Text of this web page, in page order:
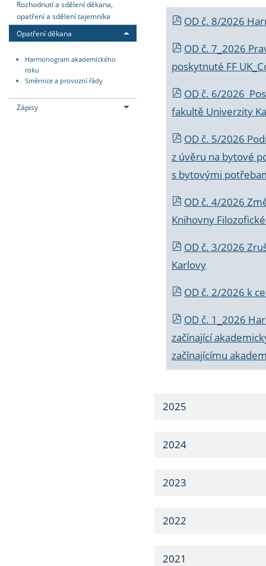
Rozhodnutí a sdělení děkana,
opatření a sdělení tajemníka
Opatření děkana
Harmonogram akademického
roku
Směrnice a provozní řády
Zápisy
OD č. 8/2026
OD č. 7_2026
poskytnuté FF
OD č. 6/2026
fakultě Univerzity
OD č. 5/2026
z úvěru na bytové
s bytovými
OD č. 4/2026
Knihovny
OD č. 3/2026
Karlovy
OD č. 2/2026 k
OD č. 1_2026
začínající
začínajícímu
2025
2024
2023
2022
2021